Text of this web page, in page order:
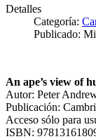
Detalles
Categoría:
Publicado:
An ape’s view of
Autor: Peter
Publicación:
Acceso sólo para
ISBN: